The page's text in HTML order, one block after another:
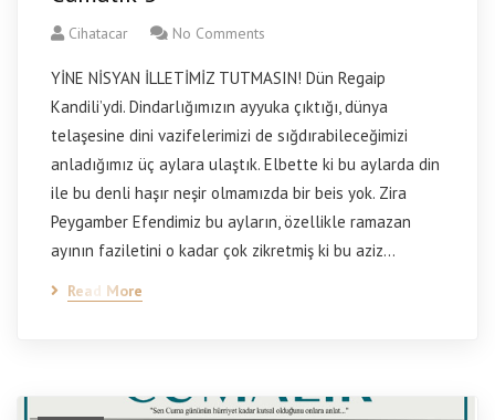
Cihatacar No Comments
YİNE NİSYAN İLLETİMİZ TUTMASIN! Dün Regaip
Kandili’ydi. Dindarlığımızın ayyuka çıktığı, dünya
telaşesine dini vazifelerimizi de sığdırabileceğimizi
anladığımız üç aylara ulaştık. Elbette ki bu aylarda din
ile bu denli haşır neşir olmamızda bir beis yok. Zira
Peygamber Efendimiz bu ayların, özellikle ramazan
ayının faziletini o kadar çok zikretmiş ki bu aziz…
Read More